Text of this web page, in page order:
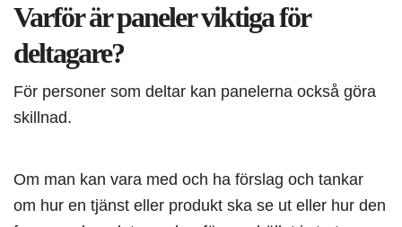
Varför är paneler viktiga för
deltagare?
För personer som deltar kan panelerna också göra
skillnad.
Om man kan vara med och ha förslag och tankar
om hur en tjänst eller produkt ska se ut eller hur den